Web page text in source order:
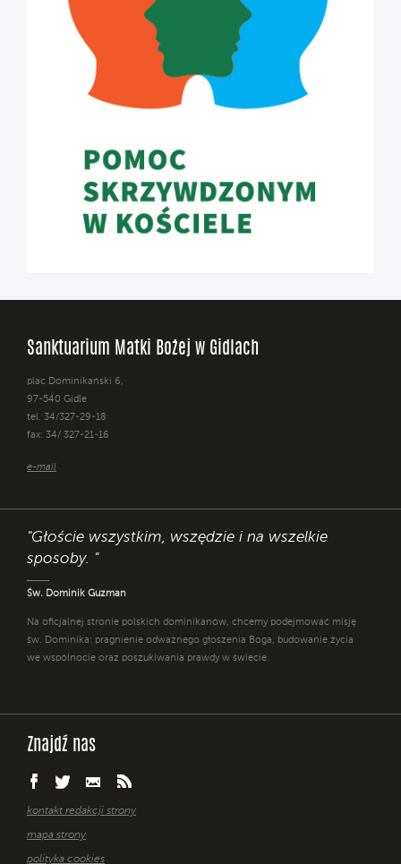
Sanktuarium Matki Bożej w Gidlach
plac Dominikański 6,
97-540 Gidle
tel. 34/327-29-18
fax: 34/ 327-21-16
e-mail
"Głoście wszystkim, wszędzie i na wszelkie
sposoby. "
Św. Dominik Guzman
Na oficjalnej stronie polskich dominikanów, chcemy podejmować misję
św. Dominika: pragnienie odważnego głoszenia Boga, budowanie życia
we wspólnocie oraz poszukiwania prawdy w świecie.
Znajdź nas
kontakt redakcji strony
mapa strony
polityka cookies